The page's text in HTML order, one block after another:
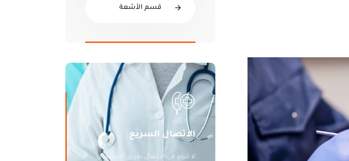
قسم الأشعة
الاتصال السريع
لا تتردد في الاتصال بفريق الاستقبال